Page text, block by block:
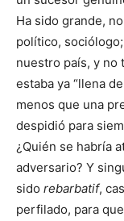
Ha sido grande,
político,
nuestro país, y no
estaba ya “llena
menos que una
despidió para
¿Quién se habría
adversario? Y
sido rebarbatif,
perfilado, para